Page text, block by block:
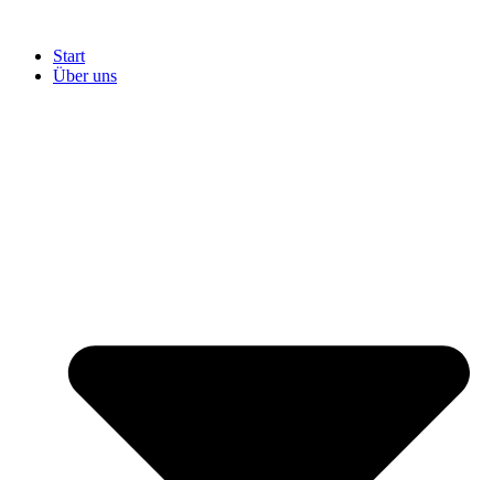
Start
Über uns